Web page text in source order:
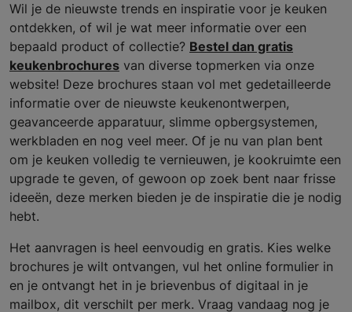
Wil je de nieuwste trends en inspiratie voor je keuken
ontdekken, of wil je wat meer informatie over een
bepaald product of collectie? Bestel dan gratis
keukenbrochures van diverse topmerken via onze
website! Deze brochures staan vol met gedetailleerde
informatie over de nieuwste keukenontwerpen,
geavanceerde apparatuur, slimme opbergsystemen,
werkbladen en nog veel meer. Of je nu van plan bent
om je keuken volledig te vernieuwen, je kookruimte een
upgrade te geven, of gewoon op zoek bent naar frisse
ideeën, deze merken bieden je de inspiratie die je nodig
hebt.
Het aanvragen is heel eenvoudig en gratis. Kies welke
brochures je wilt ontvangen, vul het online formulier in
en je ontvangt het in je brievenbus of digitaal in je
mailbox, dit verschilt per merk. Vraag vandaag nog je